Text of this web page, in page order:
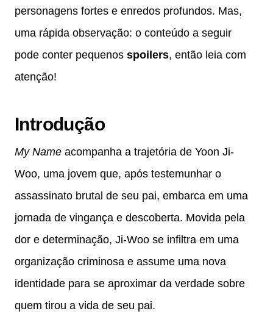
personagens fortes e enredos profundos. Mas,
uma rápida observação: o conteúdo a seguir
pode conter pequenos spoilers, então leia com
atenção!
Introdução
My Name acompanha a trajetória de Yoon Ji-
Woo, uma jovem que, após testemunhar o
assassinato brutal de seu pai, embarca em uma
jornada de vingança e descoberta. Movida pela
dor e determinação, Ji-Woo se infiltra em uma
organização criminosa e assume uma nova
identidade para se aproximar da verdade sobre
quem tirou a vida de seu pai.